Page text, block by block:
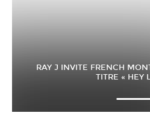
RAY J INVITE FRENCH
TITRE « HEY